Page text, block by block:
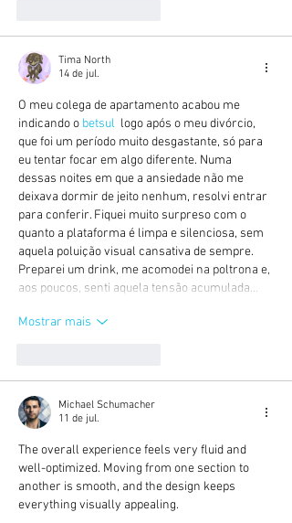
Tima North
14 de jul.
O meu colega de apartamento acabou me
indicando o betsul logo após o meu divórcio,
que foi um período muito desgastante, só para
eu tentar focar em algo diferente. Numa
dessas noites em que a ansiedade não me
deixava dormir de jeito nenhum, resolvi entrar
para conferir. Fiquei muito surpreso com o
quanto a plataforma é limpa e silenciosa, sem
aquela poluição visual cansativa de sempre.
Preparei um drink, me acomodei na poltrona e,
aos poucos, senti aquela tensão acumulada…
Mostrar mais
Michael Schumacher
11 de jul.
The overall experience feels very fluid and
well-optimized. Moving from one section to
another is smooth, and the design keeps
everything visually appealing.